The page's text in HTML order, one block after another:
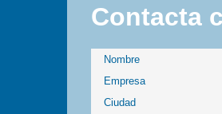
Contacta